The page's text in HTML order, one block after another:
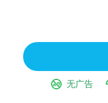
无广告